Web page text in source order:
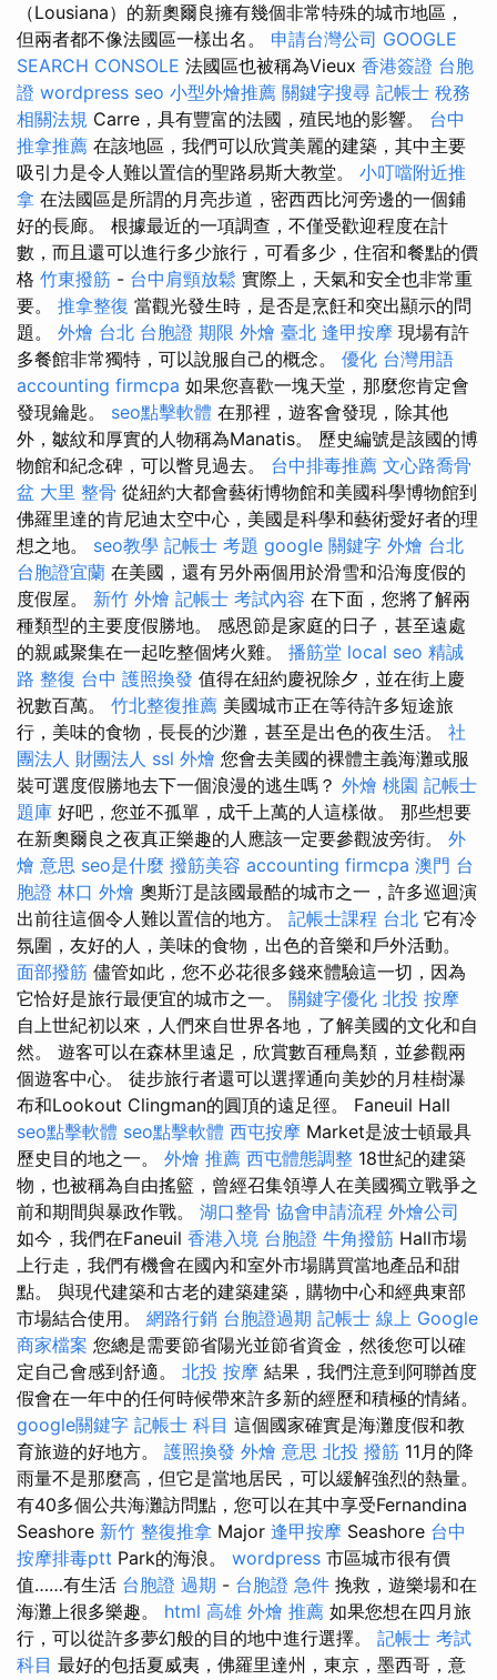
（Lousiana）的新奧爾良擁有幾個非常特殊的城市地區，
但兩者都不像法國區一樣出名。 申請台灣公司 GOOGLE
SEARCH CONSOLE 法國區也被稱為Vieux 香港簽證 台胞
證 wordpress seo 小型外燴推薦 關鍵字搜尋 記帳士 稅務
相關法規 Carre，具有豐富的法國，殖民地的影響。 台中
推拿推薦 在該地區，我們可以欣賞美麗的建築，其中主要
吸引力是令人難以置信的聖路易斯大教堂。 小叮噹附近推
拿 在法國區是所謂的月亮步道，密西西比河旁邊的一個鋪
好的長廊。 根據最近的一項調查，不僅受歡迎程度在計
數，而且還可以進行多少旅行，可看多少，住宿和餐點的價
格 竹東撥筋 - 台中肩頸放鬆 實際上，天氣和安全也非常重
要。 推拿整復 當觀光發生時，是否是烹飪和突出顯示的問
題。 外燴 台北 台胞證 期限 外燴 臺北 逢甲按摩 現場有許
多餐館非常獨特，可以說服自己的概念。 優化 台灣用語
accounting firmcpa 如果您喜歡一塊天堂，那麼您肯定會
發現鑰匙。 seo點擊軟體 在那裡，遊客會發現，除其他
外，皺紋和厚實的人物稱為Manatis。 歷史編號是該國的博
物館和紀念碑，可以瞥見過去。 台中排毒推薦 文心路喬骨
盆 大里 整骨 從紐約大都會藝術博物館和美國科學博物館到
佛羅里達的肯尼迪太空中心，美國是科學和藝術愛好者的理
想之地。 seo教學 記帳士 考題 google 關鍵字 外燴 台北
台胞證宜蘭 在美國，還有另外兩個用於滑雪和沿海度假的
度假屋。 新竹 外燴 記帳士 考試內容 在下面，您將了解兩
種類型的主要度假勝地。 感恩節是家庭的日子，甚至遠處
的親戚聚集在一起吃整個烤火雞。 播筋堂 local seo 精誠
路 整復 台中 護照換發 值得在紐約慶祝除夕，並在街上慶
祝數百萬。 竹北整復推薦 美國城市正在等待許多短途旅
行，美味的食物，長長的沙灘，甚至是出色的夜生活。 社
團法人 財團法人 ssl 外燴 您會去美國的裸體主義海灘或服
裝可選度假勝地去下一個浪漫的逃生嗎？ 外燴 桃園 記帳士
題庫 好吧，您並不孤單，成千上萬的人這樣做。 那些想要
在新奧爾良之夜真正樂趣的人應該一定要參觀波旁街。 外
燴 意思 seo是什麼 撥筋美容 accounting firmcpa 澳門 台
胞證 林口 外燴 奧斯汀是該國最酷的城市之一，許多巡迴演
出前往這個令人難以置信的地方。 記帳士課程 台北 它有冷
氛圍，友好的人，美味的食物，出色的音樂和戶外活動。
面部撥筋 儘管如此，您不必花很多錢來體驗這一切，因為
它恰好是旅行最便宜的城市之一。 關鍵字優化 北投 按摩
自上世紀初以來，人們來自世界各地，了解美國的文化和自
然。 遊客可以在森林里遠足，欣賞數百種鳥類，並參觀兩
個遊客中心。 徒步旅行者還可以選擇通向美妙的月桂樹瀑
布和Lookout Clingman的圓頂的遠足徑。 Faneuil Hall
seo點擊軟體 seo點擊軟體 西屯按摩 Market是波士頓最具
歷史目的地之一。 外燴 推薦 西屯體態調整 18世紀的建築
物，也被稱為自由搖籃，曾經召集領導人在美國獨立戰爭之
前和期間與暴政作戰。 湖口整骨 協會申請流程 外燴公司
如今，我們在Faneuil 香港入境 台胞證 牛角撥筋 Hall市場
上行走，我們有機會在國內和室外市場購買當地產品和甜
點。 與現代建築和古老的建築建築，購物中心和經典東部
市場結合使用。 網路行銷 台胞證過期 記帳士 線上 Google
商家檔案 您總是需要節省陽光並節省資金，然後您可以確
定自己會感到舒適。 北投 按摩 結果，我們注意到阿聯酋度
假會在一年中的任何時候帶來許多新的經歷和積極的情緒。
google關鍵字 記帳士 科目 這個國家確實是海灘度假和教
育旅遊的好地方。 護照換發 外燴 意思 北投 撥筋 11月的降
雨量不是那麼高，但它是當地居民，可以緩解強烈的熱量。
有40多個公共海灘訪問點，您可以在其中享受Fernandina
Seashore 新竹 整復推拿 Major 逢甲按摩 Seashore 台中
按摩排毒ptt Park的海浪。 wordpress 市區城市很有價
值……有生活 台胞證 過期 - 台胞證 急件 挽救，遊樂場和在
海灘上很多樂趣。 html 高雄 外燴 推薦 如果您想在四月旅
行，可以從許多夢幻般的目的地中進行選擇。 記帳士 考試
科目 最好的包括夏威夷，佛羅里達州，東京，墨西哥，意